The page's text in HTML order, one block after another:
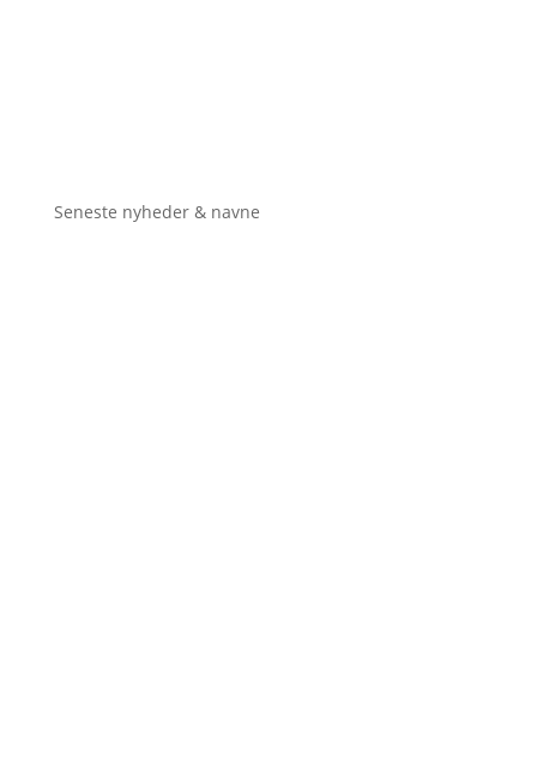
Seneste nyheder & navne